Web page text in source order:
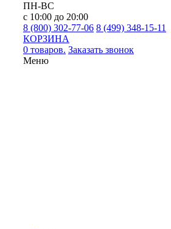
ПН-ВС
с 10:00 до 20:00
8 (800) 302-77-06 8 (499) 348-15-11
КОРЗИНА
0 товаров. Заказать звонок
Меню